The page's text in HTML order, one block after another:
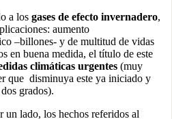
a los gases de efecto invernadero,
aumento
–billones- y de multitud de vidas
en buena medida, el título de este
climáticas urgentes (muy
que disminuya este ya iniciado y
grados).
un lado, los hechos referidos al